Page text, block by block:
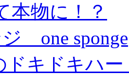
本物に！？
one sponge
ドキドキハ